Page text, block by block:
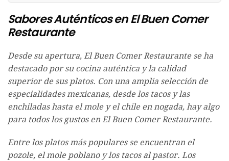
Sabores Auténticos en El Buen Comer
Restaurante
Desde su apertura, El Buen Comer Restaurante se ha
destacado por su cocina auténtica y la calidad
superior de sus platos. Con una amplia selección de
especialidades mexicanas, desde los tacos y las
enchiladas hasta el mole y el chile en nogada, hay algo
para todos los gustos en El Buen Comer Restaurante.
Entre los platos más populares se encuentran el
pozole, el mole poblano y los tacos al pastor. Los